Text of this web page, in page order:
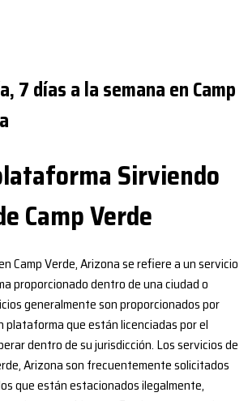
7 días a la semana en Camp
Sirviendo
Camp Verde
Camp Verde, Arizona se refiere a un servicio
proporcionado dentro de una ciudad o
generalmente son proporcionados por
plataforma que están licenciadas por el
dentro de su jurisdicción. Los servicios de
Arizona son frecuentemente solicitados
que están estacionados ilegalmente,